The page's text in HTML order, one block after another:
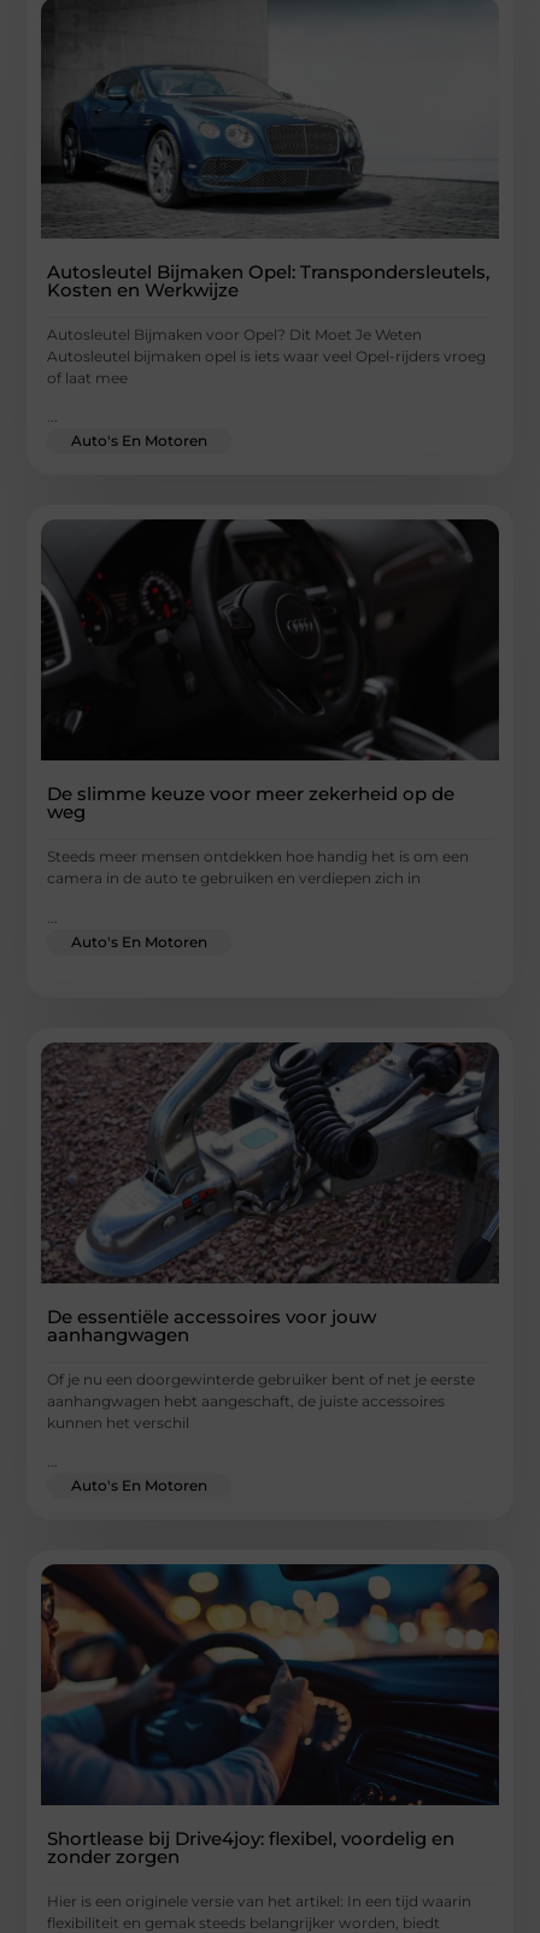
Autosleutel Bijmaken Opel: Transpondersleutels,
Kosten en Werkwijze
Autosleutel Bijmaken voor Opel? Dit Moet Je Weten
Autosleutel bijmaken opel is iets waar veel Opel-rijders vroeg
of laat mee
...
Auto's En Motoren
De slimme keuze voor meer zekerheid op de
weg
Steeds meer mensen ontdekken hoe handig het is om een
camera in de auto te gebruiken en verdiepen zich in
Auto's En Motoren
De essentiële accessoires voor jouw
aanhangwagen
Of je nu een doorgewinterde gebruiker bent of net je eerste
aanhangwagen hebt aangeschaft, de juiste accessoires
kunnen het verschil
Auto's En Motoren
Shortlease bij Drive4joy: flexibel, voordelig en
zonder zorgen
Hier is een originele versie van het artikel: In een tijd waarin
flexibiliteit en gemak steeds belangrijker worden, biedt